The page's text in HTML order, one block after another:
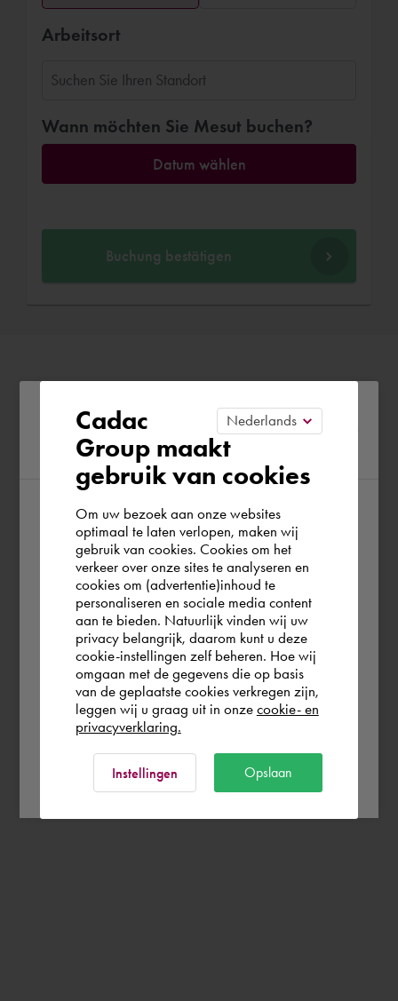
Arbeitsort
Wann möchten Sie Mesut buchen?
Datum wählen
Buchung bestätigen
Please confirm your current
region
According to us you are situated in Rest of
the world. Please confirm in which country
you wish to shop.
Österreich
Rest of the world
Cadac
Group maakt
gebruik van cookies
Om uw bezoek aan onze websites
optimaal te laten verlopen, maken wij
gebruik van cookies. Cookies om het
verkeer over onze sites te analyseren en
cookies om (advertentie)inhoud te
personaliseren en sociale media content
aan te bieden. Natuurlijk vinden wij uw
privacy belangrijk, daarom kunt u deze
cookie-instellingen zelf beheren. Hoe wij
omgaan met de gegevens die op basis
van de geplaatste cookies verkregen zijn,
leggen wij u graag uit in onze cookie- en
privacyverklaring.
Instellingen Opslaan